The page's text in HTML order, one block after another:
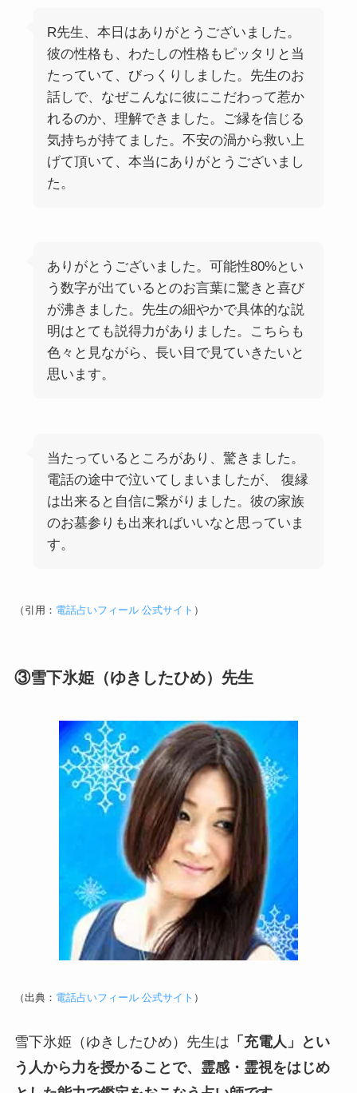
R先生、本日はありがとうございました。
彼の性格も、わたしの性格もピッタリと当
たっていて、びっくりしました。先生のお
話しで、なぜこんなに彼にこだわって惹か
れるのか、理解できました。ご縁を信じる
気持ちが持てました。不安の渦から救い上
げて頂いて、本当にありがとうございまし
た。
ありがとうございました。可能性80%とい
う数字が出ているとのお言葉に驚きと喜び
が沸きました。先生の細やかで具体的な説
明はとても説得力がありました。こちらも
色々と見ながら、長い目で見ていきたいと
思います。
当たっているところがあり、驚きました。
電話の途中で泣いてしまいましたが、 復縁
は出来ると自信に繋がりました。彼の家族
のお墓参りも出来ればいいなと思っていま
す。
（引用： 電話占いフィール 公式サイト ）
③雪下氷姫（ゆきしたひめ）先生
（出典： 電話占いフィール 公式サイト ）
雪下氷姫（ゆきしたひめ）先生は 「充電人」とい
う人から力を授かることで、霊感・霊視をはじめ